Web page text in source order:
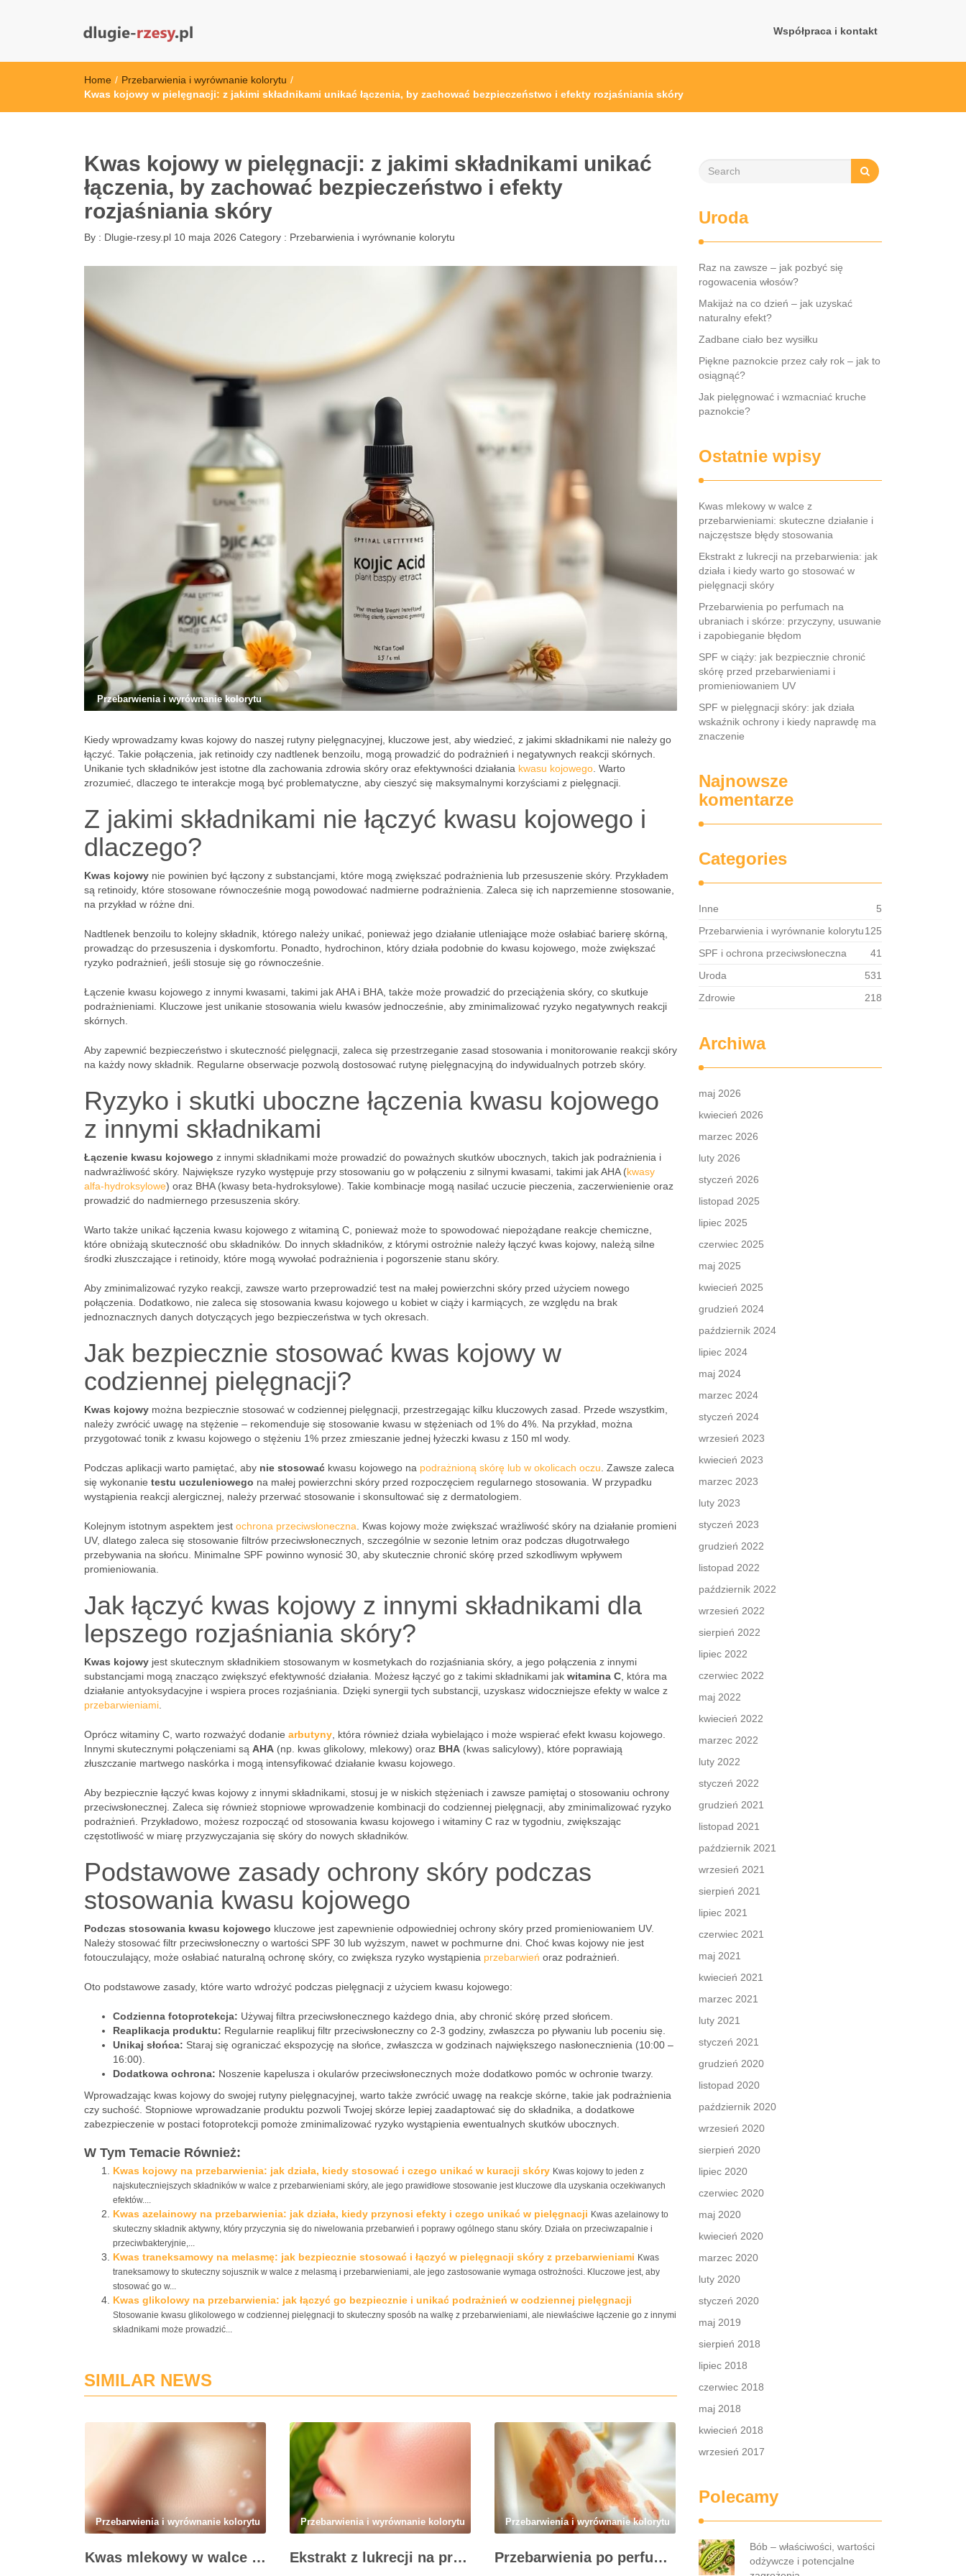
Współpraca i kontakt
Home / Przebarwienia i wyrównanie kolorytu /
Kwas kojowy w pielęgnacji: z jakimi składnikami unikać łączenia, by zachować bezpieczeństwo i efekty rozjaśniania skóry
Kwas kojowy w pielęgnacji: z jakimi składnikami unikać
łączenia, by zachować bezpieczeństwo i efekty
rozjaśniania skóry
By : Dlugie-rzesy.pl 10 maja 2026 Category : Przebarwienia i wyrównanie kolorytu
Przebarwienia i wyrównanie kolorytu
Kiedy wprowadzamy kwas kojowy do naszej rutyny pielęgnacyjnej, kluczowe jest, aby wiedzieć, z jakimi składnikami nie należy go
łączyć. Takie połączenia, jak retinoidy czy nadtlenek benzoilu, mogą prowadzić do podrażnień i negatywnych reakcji skórnych.
Unikanie tych składników jest istotne dla zachowania zdrowia skóry oraz efektywności działania kwasu kojowego . Warto
zrozumieć, dlaczego te interakcje mogą być problematyczne, aby cieszyć się maksymalnymi korzyściami z pielęgnacji.
Z jakimi składnikami nie łączyć kwasu kojowego i
dlaczego?
Kwas kojowy nie powinien być łączony z substancjami, które mogą zwiększać podrażnienia lub przesuszenie skóry. Przykładem
są retinoidy, które stosowane równocześnie mogą powodować nadmierne podrażnienia. Zaleca się ich naprzemienne stosowanie,
na przykład w różne dni.
Nadtlenek benzoilu to kolejny składnik, którego należy unikać, ponieważ jego działanie utleniające może osłabiać barierę skórną,
prowadząc do przesuszenia i dyskomfortu. Ponadto, hydrochinon, który działa podobnie do kwasu kojowego, może zwiększać
ryzyko podrażnień, jeśli stosuje się go równocześnie.
Łączenie kwasu kojowego z innymi kwasami, takimi jak AHA i BHA, także może prowadzić do przeciążenia skóry, co skutkuje
podrażnieniami. Kluczowe jest unikanie stosowania wielu kwasów jednocześnie, aby zminimalizować ryzyko negatywnych reakcji
skórnych.
Aby zapewnić bezpieczeństwo i skuteczność pielęgnacji, zaleca się przestrzeganie zasad stosowania i monitorowanie reakcji skóry
na każdy nowy składnik. Regularne obserwacje pozwolą dostosować rutynę pielęgnacyjną do indywidualnych potrzeb skóry.
Ryzyko i skutki uboczne łączenia kwasu kojowego
z innymi składnikami
Łączenie kwasu kojowego z innymi składnikami może prowadzić do poważnych skutków ubocznych, takich jak podrażnienia i
nadwrażliwość skóry. Największe ryzyko występuje przy stosowaniu go w połączeniu z silnymi kwasami, takimi jak AHA (kwasy
alfa-hydroksylowe) oraz BHA (kwasy beta-hydroksylowe). Takie kombinacje mogą nasilać uczucie pieczenia, zaczerwienienie oraz
prowadzić do nadmiernego przesuszenia skóry.
Warto także unikać łączenia kwasu kojowego z witaminą C, ponieważ może to spowodować niepożądane reakcje chemiczne,
które obniżają skuteczność obu składników. Do innych składników, z którymi ostrożnie należy łączyć kwas kojowy, należą silne
środki złuszczające i retinoidy, które mogą wywołać podrażnienia i pogorszenie stanu skóry.
Aby zminimalizować ryzyko reakcji, zawsze warto przeprowadzić test na małej powierzchni skóry przed użyciem nowego
połączenia. Dodatkowo, nie zaleca się stosowania kwasu kojowego u kobiet w ciąży i karmiących, ze względu na brak
jednoznacznych danych dotyczących jego bezpieczeństwa w tych okresach.
Jak bezpiecznie stosować kwas kojowy w
codziennej pielęgnacji?
Kwas kojowy można bezpiecznie stosować w codziennej pielęgnacji, przestrzegając kilku kluczowych zasad. Przede wszystkim,
należy zwrócić uwagę na stężenie – rekomenduje się stosowanie kwasu w stężeniach od 1% do 4%. Na przykład, można
przygotować tonik z kwasu kojowego o stężeniu 1% przez zmieszanie jednej łyżeczki kwasu z 150 ml wody.
Podczas aplikacji warto pamiętać, aby nie stosować kwasu kojowego na podrażnioną skórę lub w okolicach oczu . Zawsze zaleca
się wykonanie testu uczuleniowego na małej powierzchni skóry przed rozpoczęciem regularnego stosowania. W przypadku
wystąpienia reakcji alergicznej, należy przerwać stosowanie i skonsultować się z dermatologiem.
Kolejnym istotnym aspektem jest ochrona przeciwsłoneczna . Kwas kojowy może zwiększać wrażliwość skóry na działanie promieni
UV, dlatego zaleca się stosowanie filtrów przeciwsłonecznych, szczególnie w sezonie letnim oraz podczas długotrwałego
przebywania na słońcu. Minimalne SPF powinno wynosić 30, aby skutecznie chronić skórę przed szkodliwym wpływem
promieniowania.
Jak łączyć kwas kojowy z innymi składnikami dla
lepszego rozjaśniania skóry?
Kwas kojowy jest skutecznym składnikiem stosowanym w kosmetykach do rozjaśniania skóry, a jego połączenia z innymi
substancjami mogą znacząco zwiększyć efektywność działania. Możesz łączyć go z takimi składnikami jak witamina C , która ma
działanie antyoksydacyjne i wspiera proces rozjaśniania. Dzięki synergii tych substancji, uzyskasz widoczniejsze efekty w walce z
przebarwieniami
Oprócz witaminy C, warto rozważyć dodanie arbutyny , która również działa wybielająco i może wspierać efekt kwasu kojowego.
Innymi skutecznymi połączeniami są AHA (np. kwas glikolowy, mlekowy) oraz BHA (kwas salicylowy), które poprawiają
złuszczanie martwego naskórka i mogą intensyfikować działanie kwasu kojowego.
Aby bezpiecznie łączyć kwas kojowy z innymi składnikami, stosuj je w niskich stężeniach i zawsze pamiętaj o stosowaniu ochrony
przeciwsłonecznej. Zaleca się również stopniowe wprowadzenie kombinacji do codziennej pielęgnacji, aby zminimalizować ryzyko
podrażnień. Przykładowo, możesz rozpocząć od stosowania kwasu kojowego i witaminy C raz w tygodniu, zwiększając
częstotliwość w miarę przyzwyczajania się skóry do nowych składników.
Podstawowe zasady ochrony skóry podczas
stosowania kwasu kojowego
Podczas stosowania kwasu kojowego kluczowe jest zapewnienie odpowiedniej ochrony skóry przed promieniowaniem UV.
Należy stosować filtr przeciwsłoneczny o wartości SPF 30 lub wyższym, nawet w pochmurne dni. Choć kwas kojowy nie jest
fotouczulający, może osłabiać naturalną ochronę skóry, co zwiększa ryzyko wystąpienia przebarwień oraz podrażnień.
Oto podstawowe zasady, które warto wdrożyć podczas pielęgnacji z użyciem kwasu kojowego:
Codzienna fotoprotekcja: Używaj filtra przeciwsłonecznego każdego dnia, aby chronić skórę przed słońcem.
Reaplikacja produktu: Regularnie reaplikuj filtr przeciwsłoneczny co 2-3 godziny, zwłaszcza po pływaniu lub poceniu się.
Unikaj słońca: Staraj się ograniczać ekspozycję na słońce, zwłaszcza w godzinach największego nasłonecznienia (10:00 –
16:00).
Dodatkowa ochrona: Noszenie kapelusza i okularów przeciwsłonecznych może dodatkowo pomóc w ochronie twarzy.
Wprowadzając kwas kojowy do swojej rutyny pielęgnacyjnej, warto także zwrócić uwagę na reakcje skórne, takie jak podrażnienia
czy suchość. Stopniowe wprowadzanie produktu pozwoli Twojej skórze lepiej zaadaptować się do składnika, a dodatkowe
zabezpieczenie w postaci fotoprotekcji pomoże zminimalizować ryzyko wystąpienia ewentualnych skutków ubocznych.
W Tym Temacie Również:
Kwas kojowy na przebarwienia: jak działa, kiedy stosować i czego unikać w kuracji skóry Kwas kojowy to jeden z
najskuteczniejszych składników w walce z przebarwieniami skóry, ale jego prawidłowe stosowanie jest kluczowe dla uzyskania oczekiwanych
efektów....
Kwas azelainowy na przebarwienia: jak działa, kiedy przynosi efekty i czego unikać w pielęgnacji Kwas azelainowy to
skuteczny składnik aktywny, który przyczynia się do niwelowania przebarwień i poprawy ogólnego stanu skóry. Działa on przeciwzapalnie i
przeciwbakteryjnie,...
Kwas traneksamowy na melasmę: jak bezpiecznie stosować i łączyć w pielęgnacji skóry z przebarwieniami Kwas
traneksamowy to skuteczny sojusznik w walce z melasmą i przebarwieniami, ale jego zastosowanie wymaga ostrożności. Kluczowe jest, aby
stosować go w...
Kwas glikolowy na przebarwienia: jak łączyć go bezpiecznie i unikać podrażnień w codziennej pielęgnacji
Stosowanie kwasu glikolowego w codziennej pielęgnacji to skuteczny sposób na walkę z przebarwieniami, ale niewłaściwe łączenie go z innymi
składnikami może prowadzić...
SIMILAR NEWS
Przebarwienia i wyrównanie kolorytu
Kwas mlekowy w walce z przebarwieniami: skuteczne działanie i najczęstsze błędy stosowania
Przebarwienia i wyrównanie kolorytu
Ekstrakt z lukrecji na przebarwienia: jak działa i kiedy warto go stosować w pielęgnacji skóry
Przebarwienia i wyrównanie kolorytu
Przebarwienia po perfumach na ubraniach i skórze: przyczyny, usuwanie i zapobieganie błędom
Uroda
Raz na zawsze – jak pozbyć się
rogowacenia włosów?
Makijaż na co dzień – jak uzyskać
naturalny efekt?
Zadbane ciało bez wysiłku
Piękne paznokcie przez cały rok – jak to
osiągnąć?
Jak pielęgnować i wzmacniać kruche
paznokcie?
Ostatnie wpisy
Kwas mlekowy w walce z
przebarwieniami: skuteczne działanie i
najczęstsze błędy stosowania
Ekstrakt z lukrecji na przebarwienia: jak
działa i kiedy warto go stosować w
pielęgnacji skóry
Przebarwienia po perfumach na
ubraniach i skórze: przyczyny, usuwanie
i zapobieganie błędom
SPF w ciąży: jak bezpiecznie chronić
skórę przed przebarwieniami i
promieniowaniem UV
SPF w pielęgnacji skóry: jak działa
wskaźnik ochrony i kiedy naprawdę ma
znaczenie
Najnowsze
komentarze
Categories
Inne
5
Przebarwienia i wyrównanie kolorytu125
SPF i ochrona przeciwsłoneczna
41
Uroda
531
Zdrowie
218
Archiwa
maj 2026
kwiecień 2026
marzec 2026
luty 2026
styczeń 2026
listopad 2025
lipiec 2025
czerwiec 2025
maj 2025
kwiecień 2025
grudzień 2024
październik 2024
lipiec 2024
maj 2024
marzec 2024
styczeń 2024
wrzesień 2023
kwiecień 2023
marzec 2023
luty 2023
styczeń 2023
grudzień 2022
listopad 2022
październik 2022
wrzesień 2022
sierpień 2022
lipiec 2022
czerwiec 2022
maj 2022
kwiecień 2022
marzec 2022
luty 2022
styczeń 2022
grudzień 2021
listopad 2021
październik 2021
wrzesień 2021
sierpień 2021
lipiec 2021
czerwiec 2021
maj 2021
kwiecień 2021
marzec 2021
luty 2021
styczeń 2021
grudzień 2020
listopad 2020
październik 2020
wrzesień 2020
sierpień 2020
lipiec 2020
czerwiec 2020
maj 2020
kwiecień 2020
marzec 2020
luty 2020
styczeń 2020
maj 2019
sierpień 2018
lipiec 2018
czerwiec 2018
maj 2018
kwiecień 2018
wrzesień 2017
Polecamy
Bób – właściwości, wartości
odżywcze i potencjalne